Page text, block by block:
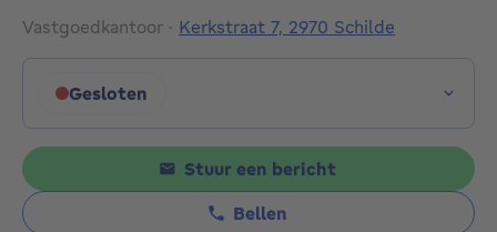
Vastgoedkantoor · Kerkstraat 7, 2970 Schilde
Gesloten
Klik om de openingsuren weer te geven
Stuur een bericht
Bellen